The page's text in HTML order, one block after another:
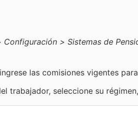
> Sistemas de
las comisiones vigentes
trabajador, seleccione su